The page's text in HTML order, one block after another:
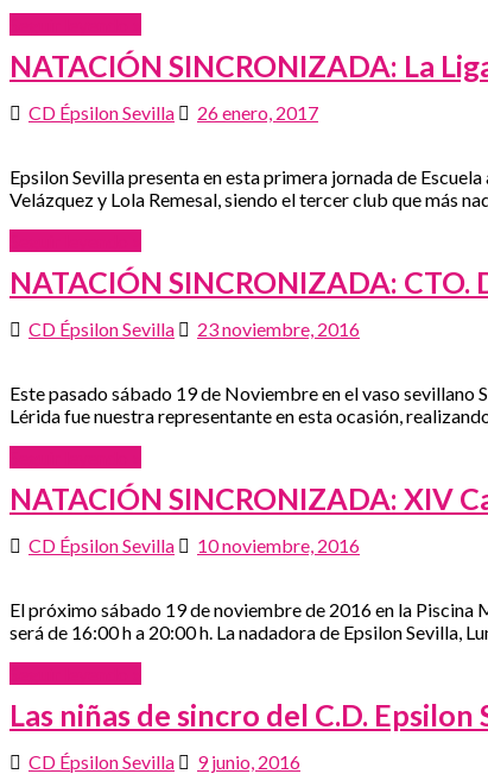
NATACIÓN SINCRONIZADA: La
CD Épsilon Sevilla 26 enero, 2017
Epsilon Sevilla presenta en esta primera jornada de
Velázquez y Lola Remesal, siendo el tercer club que más
NATACIÓN SINCRONIZADA:
CD Épsilon Sevilla 23 noviembre, 2016
Este pasado sábado 19 de Noviembre en el vaso
Lérida fue nuestra representante en esta ocasión,
NATACIÓN SINCRONIZADA: XIV
CD Épsilon Sevilla 10 noviembre, 2016
El próximo sábado 19 de noviembre de 2016 en la
será de 16:00 h a 20:00 h. La nadadora de Epsilon Sevilla,
Las niñas de sincro del C.D.
CD Épsilon Sevilla
9 junio, 2016